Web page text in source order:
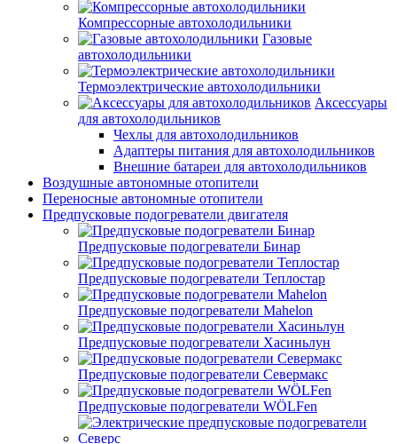
Компрессорные автохолодильники
Газовые
автохолодильники
Термоэлектрические автохолодильники
Аксессуары
для автохолодильников
Чехлы для автохолодильников
Адаптеры питания для автохолодильников
Внешние батареи для автохолодильников
Воздушные автономные отопители
Переносные автономные отопители
Предпусковые подогреватели двигателя
Предпусковые подогреватели Бинар
Предпусковые подогреватели Теплостар
Предпусковые подогреватели Mahelon
Предпусковые подогреватели Хасиньлун
Предпусковые подогреватели Севермакс
Предпусковые подогреватели WÖLFen